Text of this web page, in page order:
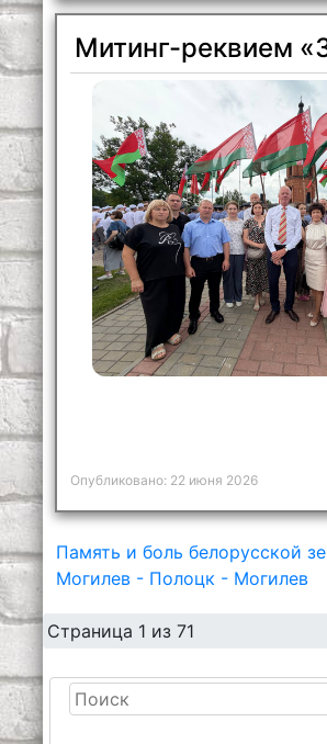
Митинг-реквием
Опубликовано: 22 июня 2026
Память и боль белорусской
Могилев - Полоцк - Могилев
Страница 1 из 71